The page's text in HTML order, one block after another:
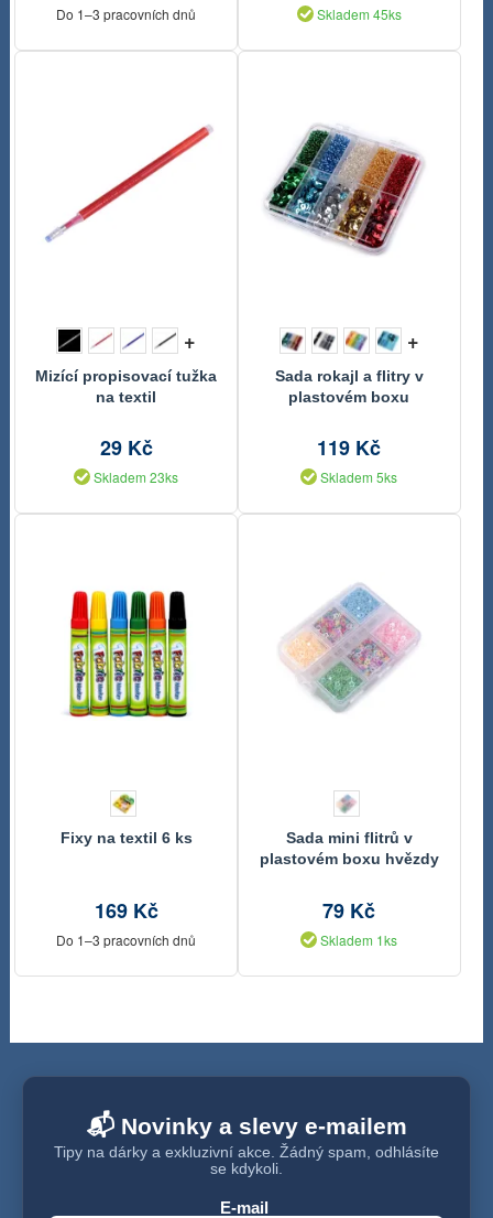
Do 1–3 pracovních dnů Skladem 45ks
+
Mizící propisovací tužka
na textil
29 Kč
Skladem 23ks
+
Sada rokajl a flitry v
plastovém boxu
119 Kč
Skladem 5ks
Fixy na textil 6 ks
169 Kč
Do 1–3 pracovních dnů
Sada mini flitrů v
plastovém boxu hvězdy
79 Kč
Skladem 1ks
📬 Novinky a slevy e-mailem
Tipy na dárky a exkluzivní akce. Žádný spam, odhlásíte
se kdykoli.
E-mail